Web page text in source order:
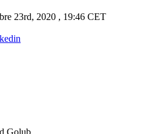
23rd, 2020 , 19:46 CET